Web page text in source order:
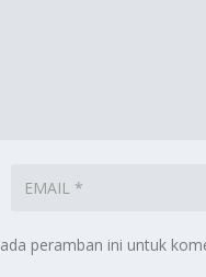
peramban ini untuk